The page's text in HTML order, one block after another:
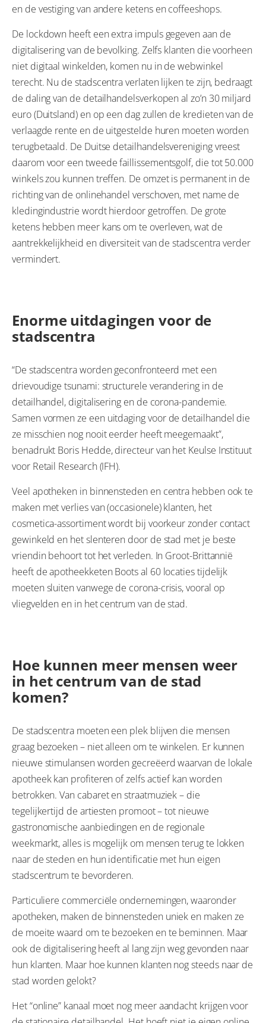
en de vestiging van andere ketens en coffeeshops.
De lockdown heeft een extra impuls gegeven aan de
digitalisering van de bevolking. Zelfs klanten die voorheen
niet digitaal winkelden, komen nu in de webwinkel
terecht. Nu de stadscentra verlaten lijken te zijn, bedraagt
de daling van de detailhandelsverkopen al zo’n 30 miljard
euro (Duitsland) en op een dag zullen de kredieten van de
verlaagde rente en de uitgestelde huren moeten worden
terugbetaald. De Duitse detailhandelsvereniging vreest
daarom voor een tweede faillissementsgolf, die tot 50.000
winkels zou kunnen treffen. De omzet is permanent in de
richting van de onlinehandel verschoven, met name de
kledingindustrie wordt hierdoor getroffen. De grote
ketens hebben meer kans om te overleven, wat de
aantrekkelijkheid en diversiteit van de stadscentra verder
vermindert.
Enorme uitdagingen voor de
stadscentra
“De stadscentra worden geconfronteerd met een
drievoudige tsunami: structurele verandering in de
detailhandel, digitalisering en de corona-pandemie.
Samen vormen ze een uitdaging voor de detailhandel die
ze misschien nog nooit eerder heeft meegemaakt”,
benadrukt Boris Hedde, directeur van het Keulse Instituut
voor Retail Research (IFH).
Veel apotheken in binnensteden en centra hebben ook te
maken met verlies van (occasionele) klanten, het
cosmetica-assortiment wordt bij voorkeur zonder contact
gewinkeld en het slenteren door de stad met je beste
vriendin behoort tot het verleden. In Groot-Brittannië
heeft de apotheekketen Boots al 60 locaties tijdelijk
moeten sluiten vanwege de corona-crisis, vooral op
vliegvelden en in het centrum van de stad.
Hoe kunnen meer mensen weer
in het centrum van de stad
komen?
De stadscentra moeten een plek blijven die mensen
graag bezoeken – niet alleen om te winkelen. Er kunnen
nieuwe stimulansen worden gecreëerd waarvan de lokale
apotheek kan profiteren of zelfs actief kan worden
betrokken. Van cabaret en straatmuziek – die
tegelijkertijd de artiesten promoot – tot nieuwe
gastronomische aanbiedingen en de regionale
weekmarkt, alles is mogelijk om mensen terug te lokken
naar de steden en hun identificatie met hun eigen
stadscentrum te bevorderen.
Particuliere commerciële ondernemingen, waaronder
apotheken, maken de binnensteden uniek en maken ze
de moeite waard om te bezoeken en te beminnen. Maar
ook de digitalisering heeft al lang zijn weg gevonden naar
hun klanten. Maar hoe kunnen klanten nog steeds naar de
stad worden gelokt?
Het “online” kanaal moet nog meer aandacht krijgen voor